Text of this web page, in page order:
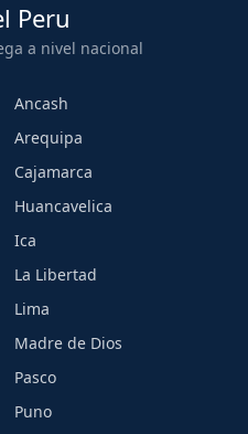
Peru
a nivel nacional
Ancash
Arequipa
Cajamarca
Huancavelica
Ica
La Libertad
Lima
Madre de Dios
Pasco
Puno